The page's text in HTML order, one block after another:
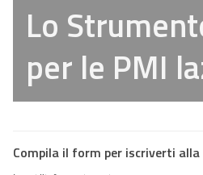
Lo
per le PMI
Compila il form per iscriverti